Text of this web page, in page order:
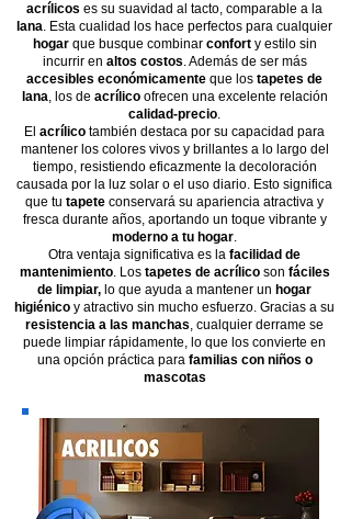
acrílicos es su suavidad al tacto, comparable a la
lana. Esta cualidad los hace perfectos para cualquier
hogar que busque combinar confort y estilo sin
incurrir en altos costos. Además de ser más
accesibles económicamente que los tapetes de
lana, los de acrílico ofrecen una excelente relación
calidad-precio.
El acrílico también destaca por su capacidad para
mantener los colores vivos y brillantes a lo largo del
tiempo, resistiendo eficazmente la decoloración
causada por la luz solar o el uso diario. Esto significa
que tu tapete conservará su apariencia atractiva y
fresca durante años, aportando un toque vibrante y
moderno a tu hogar.
Otra ventaja significativa es la facilidad de
mantenimiento. Lostapetes de acrílicoson fáciles
de limpiar, lo que ayuda a mantener un hogar
higiénico y atractivo sin mucho esfuerzo. Gracias a su
resistencia a las manchas, cualquier derrame se
puede limpiar rápidamente, lo que los convierte en
una opción práctica para familias con niños o
mascotas